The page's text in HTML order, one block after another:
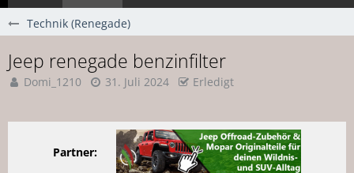
Technik (Renegade)
Jeep renegade benzinfilter
Domi_1210 31. Juli 2024 Erledigt
Partner: